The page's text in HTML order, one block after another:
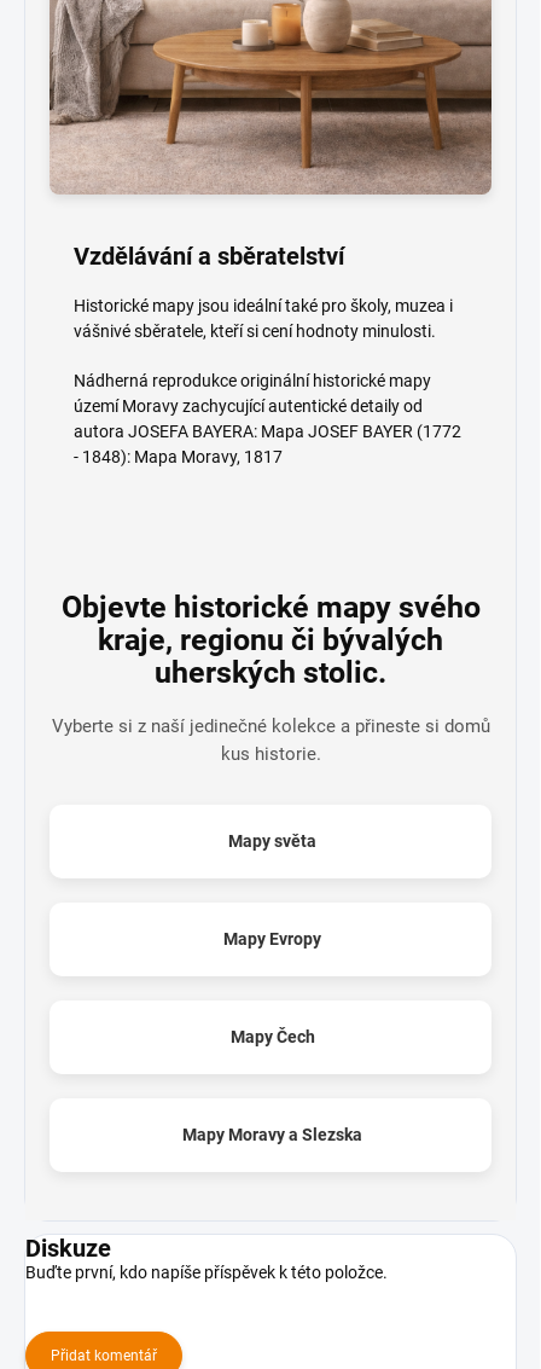
Vzdělávání a sběratelství
Historické mapy jsou ideální také pro školy, muzea i
vášnivé sběratele, kteří si cení hodnoty minulosti.
Nádherná reprodukce originální historické mapy
území Moravy zachycující autentické detaily od
autora JOSEFA BAYERA: Mapa JOSEF BAYER (1772
- 1848): Mapa Moravy, 1817
Objevte historické mapy svého
kraje, regionu či bývalých
uherských stolic.
Vyberte si z naší jedinečné kolekce a přineste si domů
kus historie.
Mapy světa
Mapy Evropy
Mapy Čech
Mapy Moravy a Slezska
Diskuze
Buďte první, kdo napíše příspěvek k této položce.
Přidat komentář